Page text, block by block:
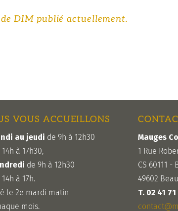
DIM publié actuellement.
VOUS ACCUEILLONS
au jeudi de 9h à 12h30
à 17h30,
de 9h à 12h30
à 17h.
le 2e mardi matin
mois.
Mauges
1 Rue
CS 60111 -
49602
T. 02 41